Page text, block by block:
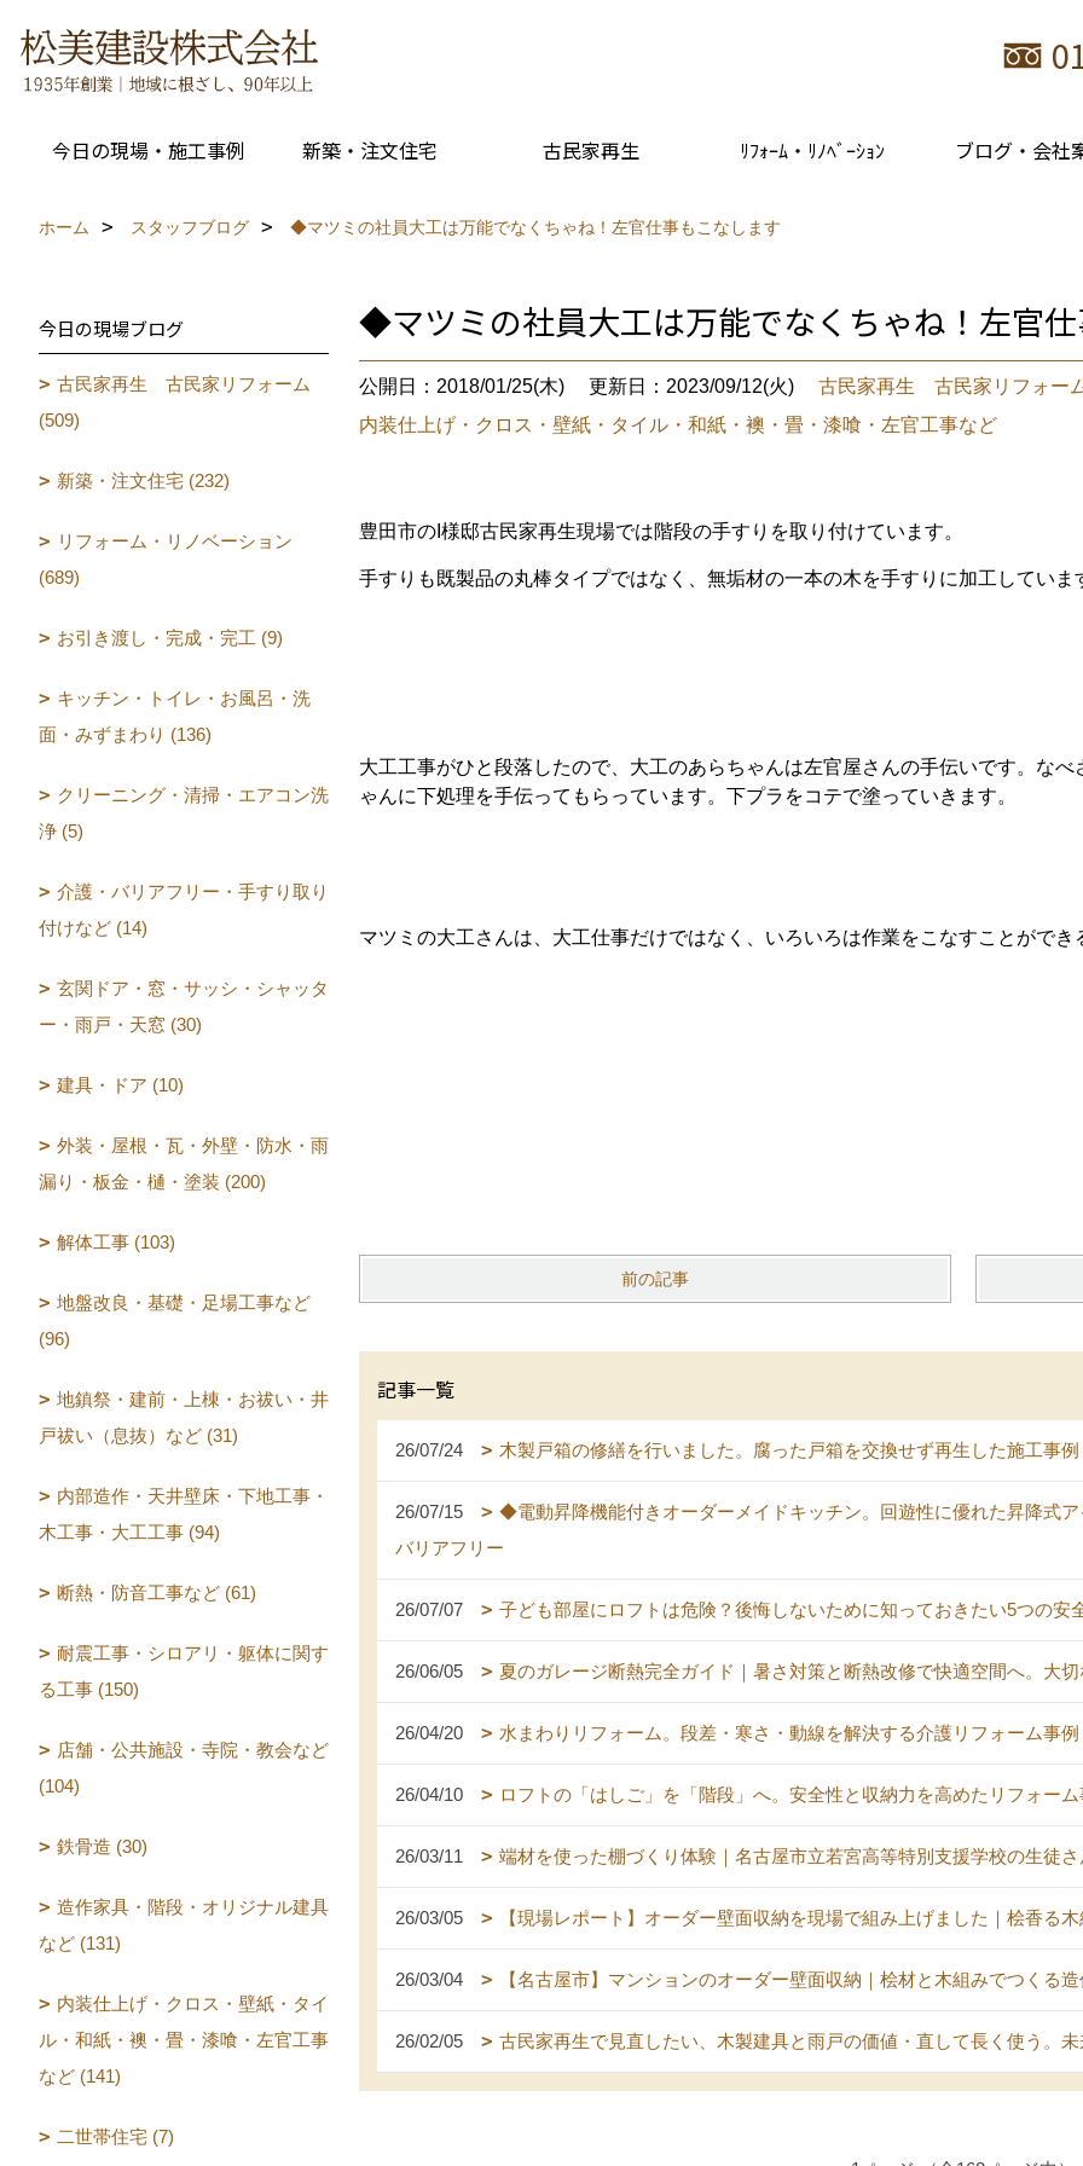
今日の現場・施工事例 新築・注文住宅 古民家再生 ﾘﾌｫｰﾑ・ﾘﾉﾍﾞｰｼｮﾝ ブログ・会社
ホーム スタッフブログ ◆マツミの社員大工は万能でなくちゃね！左官仕事もこなします
◆マツミの社員大工は万能でなくちゃね！左官
公開日：2018/01/25(木) 更新日：2023/09/12(火)
古民家再生 古民家リフォー
内装仕上げ・クロス・壁紙・タイル・和紙・襖・畳・漆喰・左官工事など
豊田市のI様邸古民家再生現場では階段の手すりを取り付けています。
手すりも既製品の丸棒タイプではなく、無垢材の一本の木を手すりに加工していま
大工工事がひと段落したので、大工のあらちゃんは左官屋さんの手伝いです。な
ゃんに下処理を手伝ってもらっています。下プラをコテで塗っていきます。
マツミの大工さんは、大工仕事だけではなく、いろいろは作業をこなすことができ
前の記事
記事一覧
26/07/24 木製戸箱の修繕を行いました。腐った戸箱を交換せず再生した施工事
26/07/15
◆電動昇降機能付きオーダーメイドキッチン。回遊性に優れた昇降式
バリアフリー
26/07/07 子ども部屋にロフトは危険？後悔しないために知っておきたい5つの安
26/06/05 夏のガレージ断熱完全ガイド｜暑さ対策と断熱改修で快適空間へ。大
26/04/20 水まわりリフォーム。段差・寒さ・動線を解決する介護リフォーム事例
26/04/10 ロフトの「はしご」を「階段」へ。安全性と収納力を高めたリフォー
26/03/11 端材を使った棚づくり体験｜名古屋市立若宮高等特別支援学校の生徒
26/03/05 【現場レポート】オーダー壁面収納を現場で組み上げました｜桧香る
26/03/04 【名古屋市】マンションのオーダー壁面収納｜桧材と木組みでつくる
26/02/05 古民家再生で見直したい、木製建具と雨戸の価値・直して長く使う。
今日の現場ブログ
古民家再生 古民家リフォーム
(509)
新築・注文住宅 (232)
リフォーム・リノベーション
(689)
お引き渡し・完成・完工 (9)
キッチン・トイレ・お風呂・洗
面・みずまわり (136)
クリーニング・清掃・エアコン洗
浄 (5)
介護・バリアフリー・手すり取り
付けなど (14)
玄関ドア・窓・サッシ・シャッタ
ー・雨戸・天窓 (30)
建具・ドア (10)
外装・屋根・瓦・外壁・防水・雨
漏り・板金・樋・塗装 (200)
解体工事 (103)
地盤改良・基礎・足場工事など
(96)
地鎮祭・建前・上棟・お祓い・井
戸祓い（息抜）など (31)
内部造作・天井壁床・下地工事・
木工事・大工工事 (94)
断熱・防音工事など (61)
耐震工事・シロアリ・躯体に関す
る工事 (150)
店舗・公共施設・寺院・教会など
(104)
鉄骨造 (30)
造作家具・階段・オリジナル建具
など (131)
内装仕上げ・クロス・壁紙・タイ
ル・和紙・襖・畳・漆喰・左官工事
など (141)
二世帯住宅 (7)